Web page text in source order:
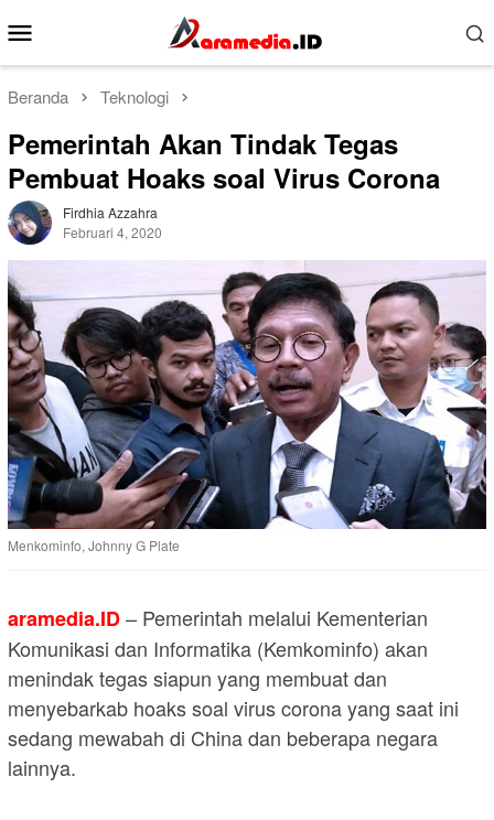
ke
kontenMobile
Beranda Teknologi
Pemerintah Akan Tindak Tegas
Pembuat Hoaks soal Virus Corona
Firdhia Azzahra
Februari 4, 2020
Menkominfo, Johnny G Plate
aramedia.ID– Pemerintah melalui Kementerian
Komunikasi dan Informatika (Kemkominfo) akan
menindak tegas siapun yang membuat dan
menyebarkab hoaks soal virus corona yang saat ini
sedang mewabah di China dan beberapa negara
lainnya.